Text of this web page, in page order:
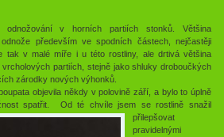
v horních partiích stonků. Většina
především ve spodních částech, nejčastěji
tak v malé míře i u této rostliny, ale drtivá většina
partiích, stejně jako shluky droboučkých
zárodky nových výhonků.
objevila někdy v polovině září, a bylo to úplně
spatřit. Od té chvíle jsem se rostlině snažil
přilepšovat
pravidelnými